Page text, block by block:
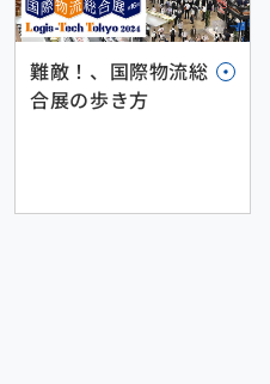
難敵！、国際物流総
合展の歩き方